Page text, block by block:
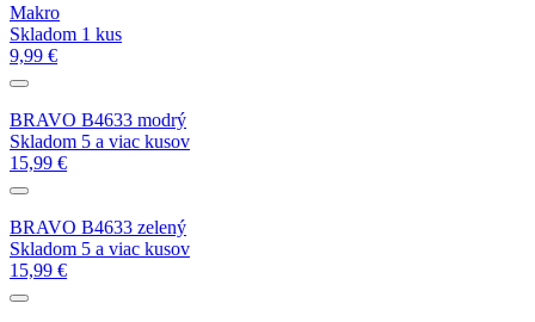
Makro
Skladom 1 kus
9,99 €
BRAVO B4633 modrý
Skladom 5 a viac kusov
15,99 €
BRAVO B4633 zelený
Skladom 5 a viac kusov
15,99 €